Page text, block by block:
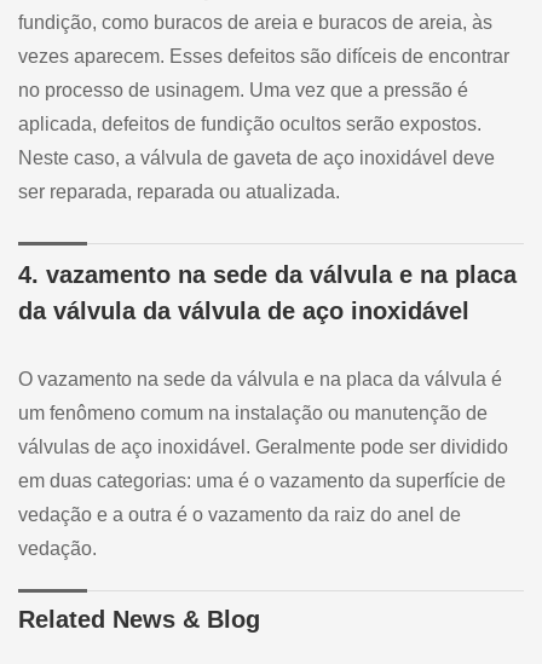
fundição, como buracos de areia e buracos de areia, às
vezes aparecem. Esses defeitos são difíceis de encontrar
no processo de usinagem. Uma vez que a pressão é
aplicada, defeitos de fundição ocultos serão expostos.
Neste caso, a válvula de gaveta de aço inoxidável deve
ser reparada, reparada ou atualizada.
4. vazamento na sede da válvula e na placa
da válvula da válvula de aço inoxidável
O vazamento na sede da válvula e na placa da válvula é
um fenômeno comum na instalação ou manutenção de
válvulas de aço inoxidável. Geralmente pode ser dividido
em duas categorias: uma é o vazamento da superfície de
vedação e a outra é o vazamento da raiz do anel de
vedação.
Related News & Blog